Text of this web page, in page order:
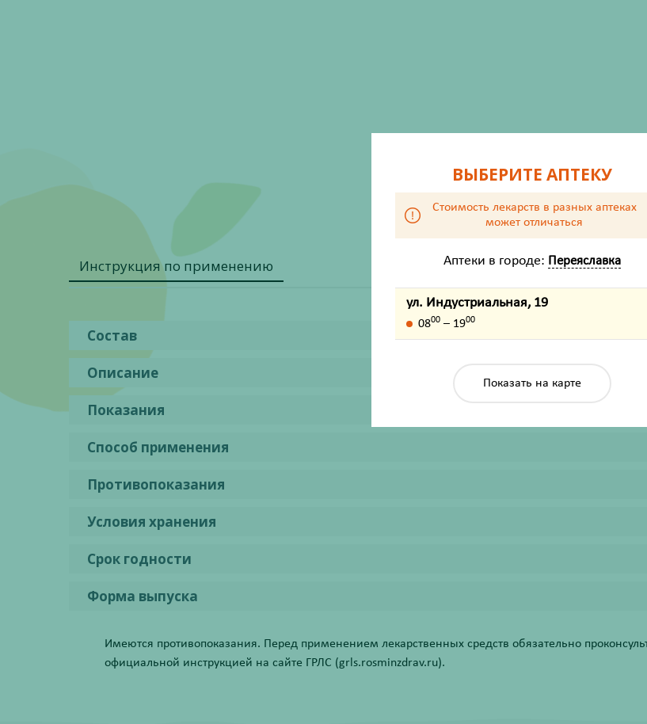
ХАРАКТЕРИСТИКИ
Производитель
Твинс-Тэк АО
Жизненно важный
Нет
Инструкция по применению
Состав
Описание
Показания
Способ применения
Противопоказания
Условия хранения
Срок годности
Форма выпуска
Имеются противопоказания. Перед применением лекарственных средств обязательно
официальной инструкцией на сайте ГРЛС (grls.rosminzdrav.ru).
ВЫБЕРИТЕ АПТЕКУ
Стоимость лекарств в разных аптеках
может отличаться
Аптеки в городе: Переяславка
ул. Индустриальная, 19
0800 – 1900
Показать на карте